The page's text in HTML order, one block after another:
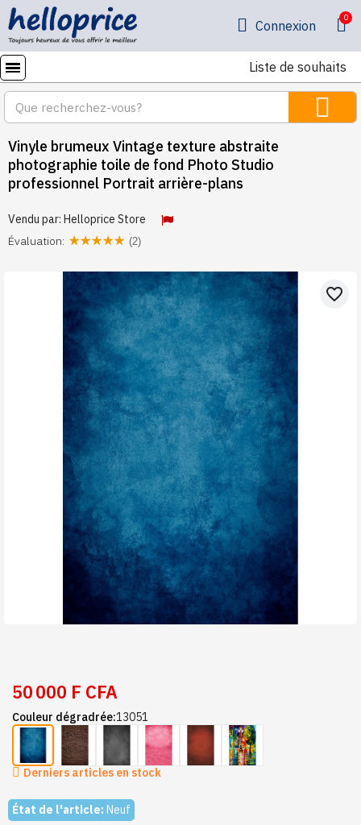
Connexion
Liste de souhaits
Vinyle brumeux Vintage texture abstraite
photographie toile de fond Photo Studio
professionnel Portrait arrière-plans
Vendu par: Helloprice Store
Évaluation:
(2)
favorite_border
50 000 F CFA
Couleur dégradrée 13051
Derniers articles en stock
État de l'article: Neuf